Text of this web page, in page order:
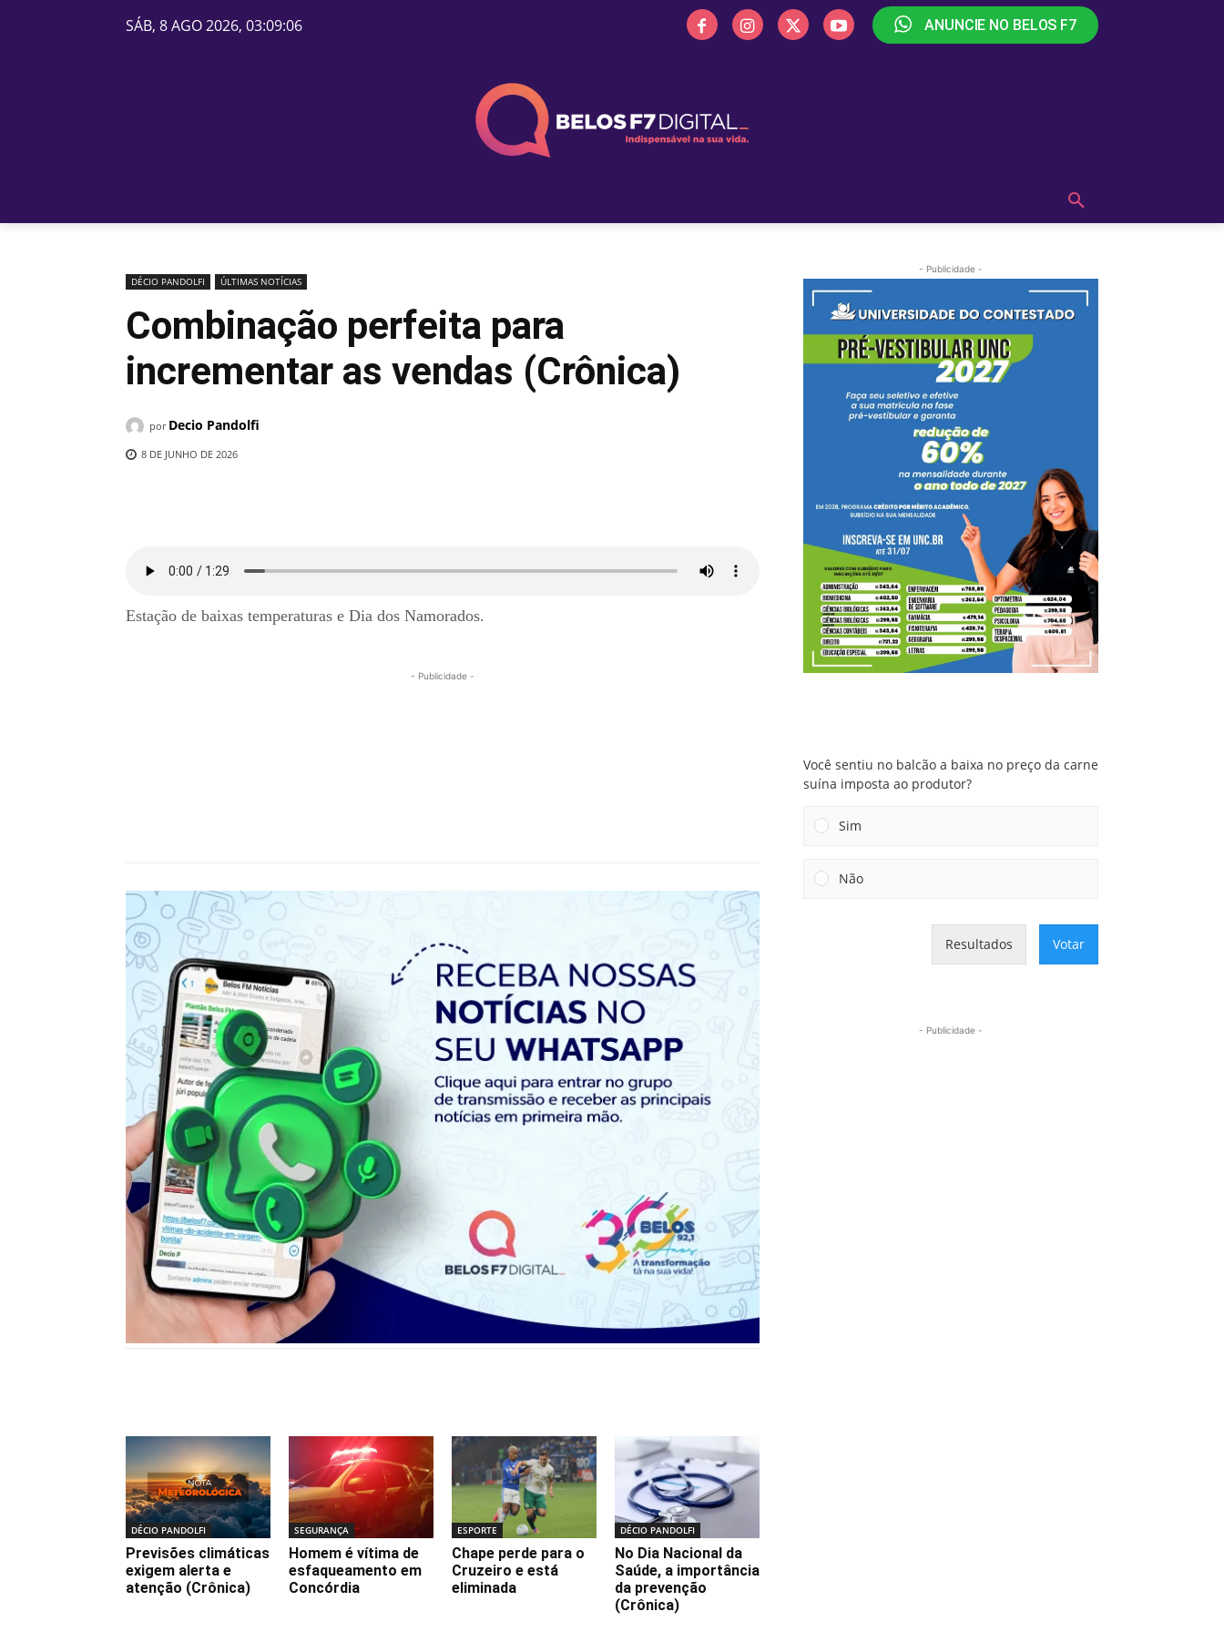
SÁB, 8 AGO 2026, 03:09:06 ANUNCIE NO BELOS F7
DÉCIO PANDOLFI ÚLTIMAS NOTÍCIAS
Combinação perfeita para
incrementar as vendas (Crônica)
por Decio Pandolfi
8 DE JUNHO DE 2026
Estação de baixas temperaturas e Dia dos Namorados.
- Publicidade -
DÉCIO PANDOLFI
Previsões climáticas
exigem alerta e
atenção (Crônica)
SEGURANÇA
Homem é vítima de
esfaqueamento em
Concórdia
ESPORTE
Chape perde para o
Cruzeiro e está
eliminada
DÉCIO PANDOLFI
No Dia Nacional da
Saúde, a importância
da prevenção
(Crônica)
- Publicidade -
Você sentiu no balcão a baixa no preço da carne
suína imposta ao produtor?
Sim
Não
Resultados Votar
- Publicidade -